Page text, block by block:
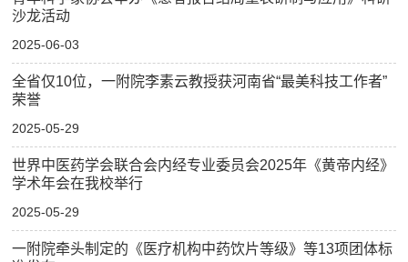
沙龙活动
2025-06-03
全省仅10位，一附院李素云教授获河南省“最美科技工作者”
荣誉
2025-05-29
世界中医药学会联合会内经专业委员会2025年《黄帝内经》
学术年会在我校举行
2025-05-29
一附院牵头制定的《医疗机构中药饮片等级》等13项团体标